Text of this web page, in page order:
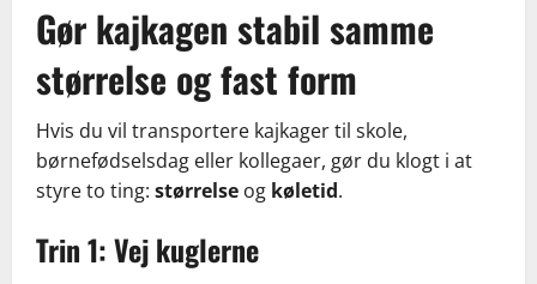
Gør kajkagen stabil samme
størrelse og fast form
Hvis du vil transportere kajkager til skole,
børnefødselsdag eller kollegaer, gør du klogt i at
styre to ting: størrelse og køletid.
Trin 1: Vej kuglerne